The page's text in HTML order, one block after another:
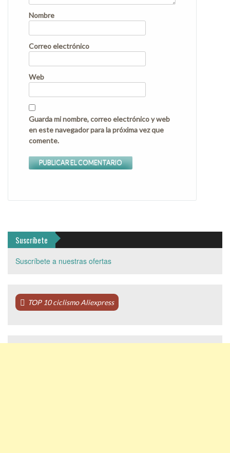
Nombre
Correo electrónico
Web
Guarda mi nombre, correo electrónico y web
en este navegador para la próxima vez que
comente.
Suscríbete
Suscríbete a nuestras ofertas
TOP 10 ciclismo Aliexpress